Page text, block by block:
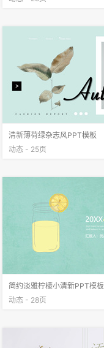
清新薄荷绿杂志风PPT模板
动态 - 25页
简约淡雅柠檬小清新PPT模板
动态 - 28页